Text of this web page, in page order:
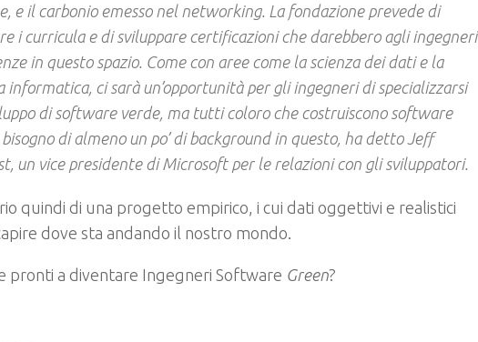
e il carbonio emesso nel networking. La fondazione prevede di
i curricula e di sviluppare certificazioni che darebbero agli ingegneri
in questo spazio. Come con aree come la scienza dei dati e la
informatica, ci sarà un’opportunità per gli ingegneri di specializzarsi
di software verde, ma tutti coloro che costruiscono software
di almeno un po’ di background in questo, ha detto Jeff
un vice presidente di Microsoft per le relazioni con gli sviluppatori.
quindi di una progetto empirico, i cui dati oggettivi e realistici
dove sta andando il nostro mondo.
pronti a diventare Ingegneri Software Green?